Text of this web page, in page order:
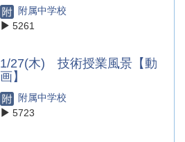
附属中学校
5261
1/27(木) 技術授業風景【動
画】
附属中学校
5723